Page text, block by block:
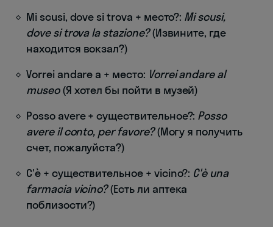
Mi scusi, dove si trova + место?: Mi scusi,
dove si trova la stazione?(Извините, где
находится вокзал?)
Vorrei andare a + место: Vorrei andare al
museo(Я хотел бы пойти в музей)
Posso avere + существительное?: Posso
avere il conto, per favore?(Могу я получить
счет, пожалуйста?)
C'è + существительное + vicino?: C'è una
farmacia vicino?(Есть ли аптека
поблизости?)